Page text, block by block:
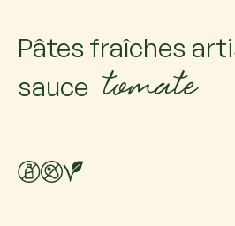
Pâtes fraîches
sauce tomate